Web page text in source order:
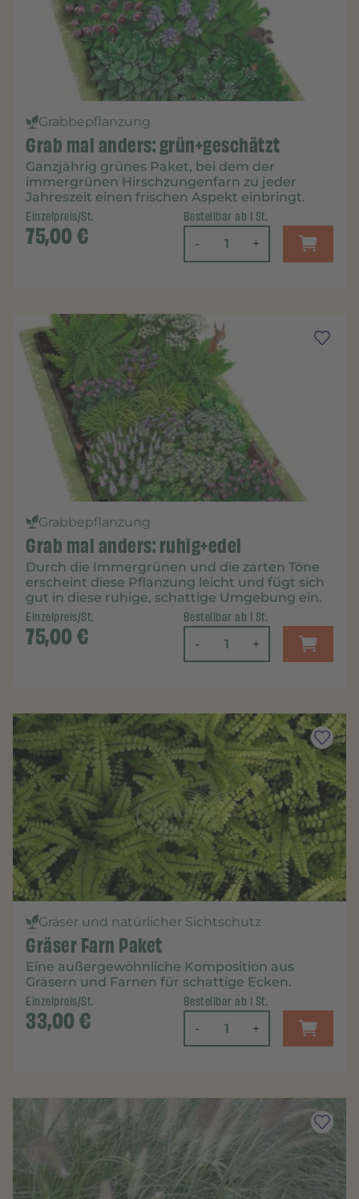
Grabbepflanzung
Grab mal anders: grün+geschätzt
Ganzjährig grünes Paket, bei dem der
immergrünen Hirschzungenfarn zu jeder
Jahreszeit einen frischen Aspekt einbringt.
Einzelpreis/St.
75,00€
Bestellbar ab 1 St.
- +
Grabbepflanzung
Grab mal anders: ruhig+edel
Durch die Immergrünen und die zarten Töne
erscheint diese Pflanzung leicht und fügt sich
gut in diese ruhige, schattige Umgebung ein.
Einzelpreis/St.
75,00€
Bestellbar ab 1 St.
- +
Gräser und natürlicher Sichtschutz
Gräser Farn Paket
Eine außergewöhnliche Komposition aus
Gräsern und Farnen für schattige Ecken.
Einzelpreis/St.
33,00€
Bestellbar ab 1 St.
- +